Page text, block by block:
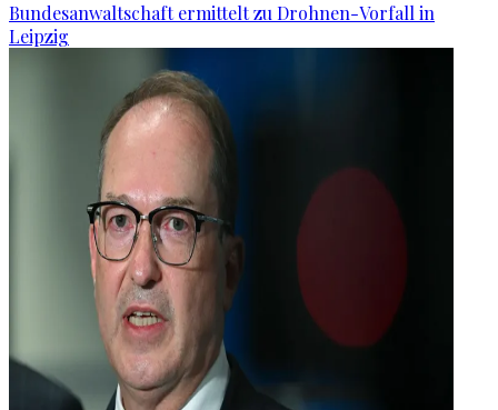
Bundesanwaltschaft ermittelt zu Drohnen-Vorfall in
Leipzig